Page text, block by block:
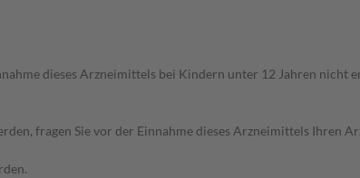
dieses Arzneimittels bei Kindern unter 12 Jahren nicht
fragen Sie vor der Einnahme dieses Arzneimittels Ihren